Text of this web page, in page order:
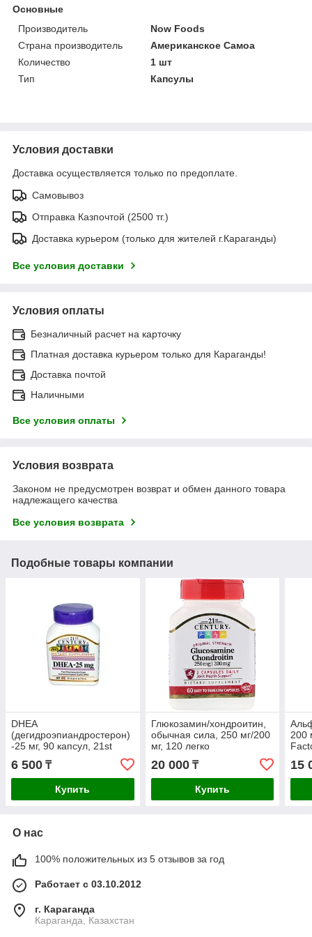
Основные
Производитель
Now Foods
Страна производитель
Американское Самоа
Количество
1 шт
Тип
Капсулы
Условия доставки
Доставка осуществляется только по предоплате.
Самовывоз
Отправка Казпочтой (2500 тг.)
Доставка курьером (только для жителей г.Караганды)
Все условия доставки
Условия оплаты
Безналичный расчет на карточку
Платная доставка курьером только для Караганды!
Доставка почтой
Наличными
Все условия оплаты
Условия возврата
Законом не предусмотрен возврат и обмен данного товара
надлежащего качества
Все условия возврата
Подобные товары компании
DHEA
(дегидроэпиандростерон)
-25 мг, 90 капсул, 21st
Century Health Care.
6 500 ₸
Купить
Глюкозамин/хондроитин,
обычная сила, 250 мг/200
мг, 120 легко
проглатываемых капсул
20 000₸
Купить
200
15
О нас
100% положительных из 5 отзывов за год
Работает с 03.10.2012
г. Караганда
Караганда, Казахстан